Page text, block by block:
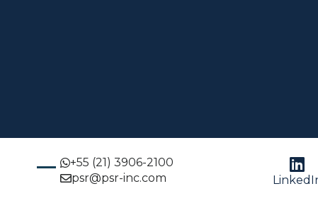
+55 (21) 3906-2100
psr@psr-inc.com